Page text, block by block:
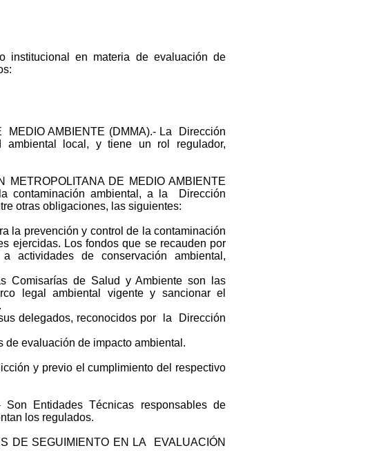
institucional en materia de evaluación de
AMBIENTE (DMMA).- La Dirección
ambiental local, y tiene un rol regulador,
DE MEDIO AMBIENTE
contaminación ambiental, a la Dirección
otras obligaciones, las siguientes:
la prevención y control de la contaminación
ejercidas. Los fondos que se recauden por
actividades de conservación ambiental,
de Salud y Ambiente son las
legal ambiental vigente y sancionar el
delegados, reconocidos por la Dirección
evaluación de impacto ambiental.
y previo el cumplimiento del respectivo
Entidades Técnicas responsables de
los regulados.
DE SEGUIMIENTO EN LA EVALUACIÓN